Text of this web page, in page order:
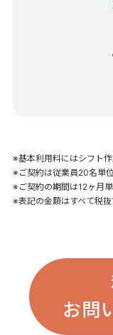
※基本利用料にはシフト作
※ご契約は従業員20名単位
※ご契約の期間は12ヶ月単
※表記の金額はすべて税抜
お問